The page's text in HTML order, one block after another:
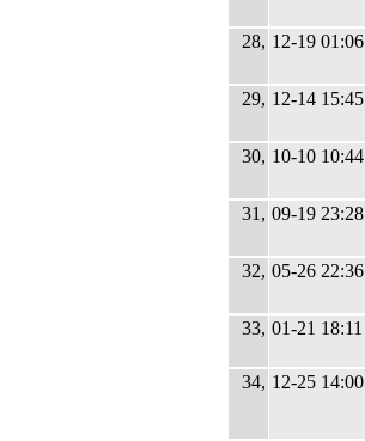
28, 12-19 01:06
29, 12-14 15:45
30, 10-10 10:44
31, 09-19 23:28
32, 05-26 22:36
33, 01-21 18:11
34, 12-25 14:00